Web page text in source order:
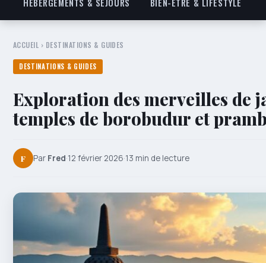
HÉBERGEMENTS & SÉJOURS
BIEN-ÊTRE & LIFESTYLE
ACCUEIL › DESTINATIONS & GUIDES
DESTINATIONS & GUIDES
Exploration des merveilles de
temples de borobudur et
F Par Fred·12 février 2026·13 min de lecture